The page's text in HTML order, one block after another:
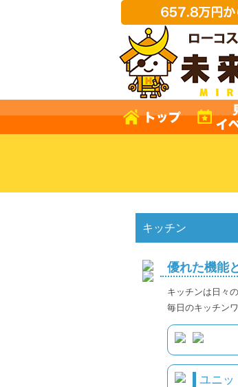
キッチン
優れた機能
キッチンは日々
毎日のキッチン
ユニッ